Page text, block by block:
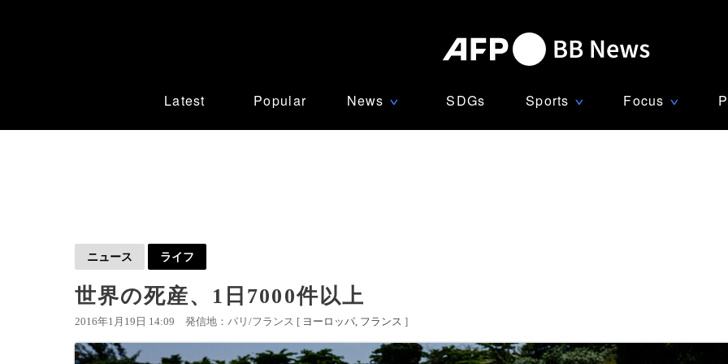
Latest Popular News ∨ SDGs Sports ∨ Focus ∨
ニュース ライフ
世界の死産、1日7000件以上
2016年1月19日 14:09 発信地：パリ/フランス [ ヨーロッパ フランス ]